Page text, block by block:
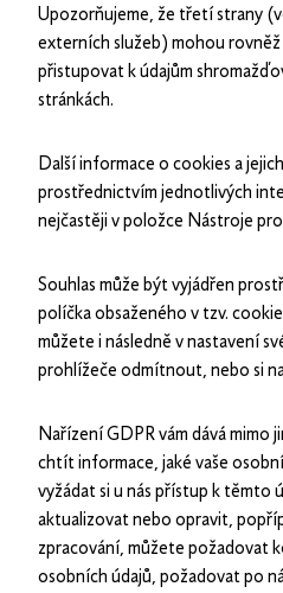
Upozorňujeme, že třetí strany
externích služeb) mohou
přistupovat k údajům
stránkách.
Další informace o cookies a
prostřednictvím jednotlivých
nejčastěji v položce Nástroje
Souhlas může být vyjádřen
políčka obsaženého v tzv.
můžete i následně v nastavení
prohlížeče odmítnout, nebo si
Nařízení GDPR vám dává mimo
chtít informace, jaké vaše
vyžádat si u nás přístup k těmto
aktualizovat nebo opravit,
zpracování, můžete požadovat
osobních údajů, požadovat po